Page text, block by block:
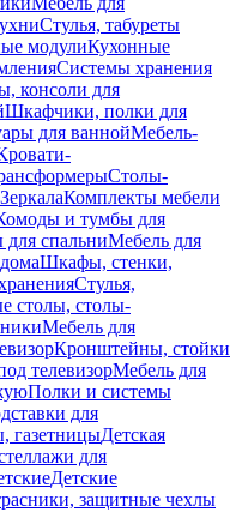
Стулья, табуреты
модулиКухонные
Системы хранения
консоли для
Шкафчики, полки для
для ваннойМебель-
Столы-
ЗеркалаКомплекты мебели
и тумбы для
спальниМебель для
Шкафы, стенки,
Стулья,
столы, столы-
Мебель для
Кронштейны, стойки
телевизорМебель для
Полки и системы
для
газетницыДетская
для
Детские
защитные чехлы